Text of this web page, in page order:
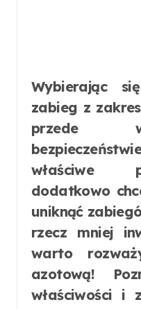
Wybierając się do gabinetu na
zabieg z
przede
właściwe
dodatkowo
uniknąć
rzecz mniej
warto
azotową!
właściwości i